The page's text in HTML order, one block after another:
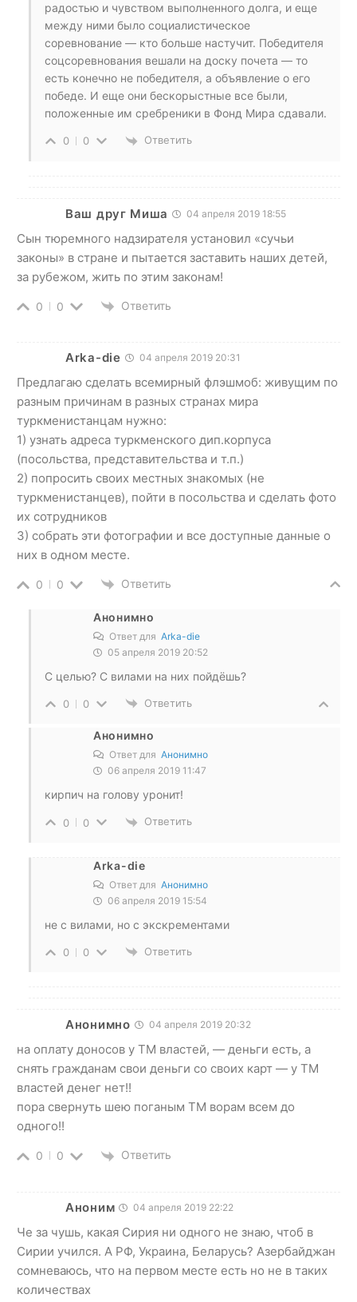
радостью и чувством выполненного долга, и еще
между ними было социалистическое
соревнование — кто больше настучит. Победителя
соцсоревнования вешали на доску почета — то
есть конечно не победителя, а объявление о его
победе. И еще они бескорыстные все были,
положенные им сребреники в Фонд Мира сдавали.
0 0 Ответить
Ваш друг Миша 04 апреля 2019 18:55
Сын тюремного надзирателя установил «сучьи
законы» в стране и пытается заставить наших детей,
за рубежом, жить по этим законам!
0 0 Ответить
Arka-die 04 апреля 2019 20:31
Предлагаю сделать всемирный флэшмоб: живущим по
разным причинам в разных странах мира
туркменистанцам нужно:
1) узнать адреса туркменского дип.корпуса
(посольства, представительства и т.п.)
2) попросить своих местных знакомых (не
туркменистанцев), пойти в посольства и сделать фото
их сотрудников
3) собрать эти фотографии и все доступные данные о
них в одном месте.
0 0 Ответить
Анонимно
Ответ для Arka-die
05 апреля 2019 20:52
С целью? С вилами на них пойдёшь?
0 0 Ответить
Анонимно
Ответ для Анонимно
06 апреля 2019 11:47
кирпич на голову уронит!
0 0 Ответить
Arka-die
Ответ для Анонимно
06 апреля 2019 15:54
не с вилами, но с экскрементами
0 0 Ответить
Анонимно 04 апреля 2019 20:32
на оплату доносов у ТМ властей, — деньги есть, а
снять гражданам свои деньги со своих карт — у ТМ
властей денег нет!!
пора свернуть шею поганым ТМ ворам всем до
одного!!
0 0 Ответить
Аноним 04 апреля 2019 22:22
Че за чушь, какая Сирия ни одного не знаю, чтоб в
Сирии учился. А РФ, Украина, Беларусь? Азербайджан
сомневаюсь, что на первом месте есть но не в таких
количествах